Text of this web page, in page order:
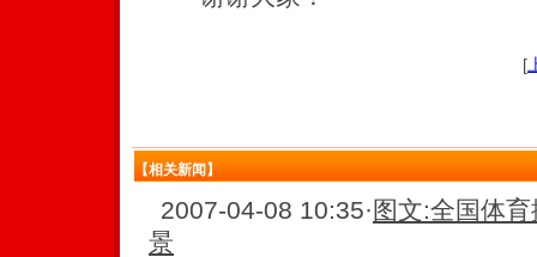
[
【相关新闻】
2007-04-08 10:35· 图文:全国体
景